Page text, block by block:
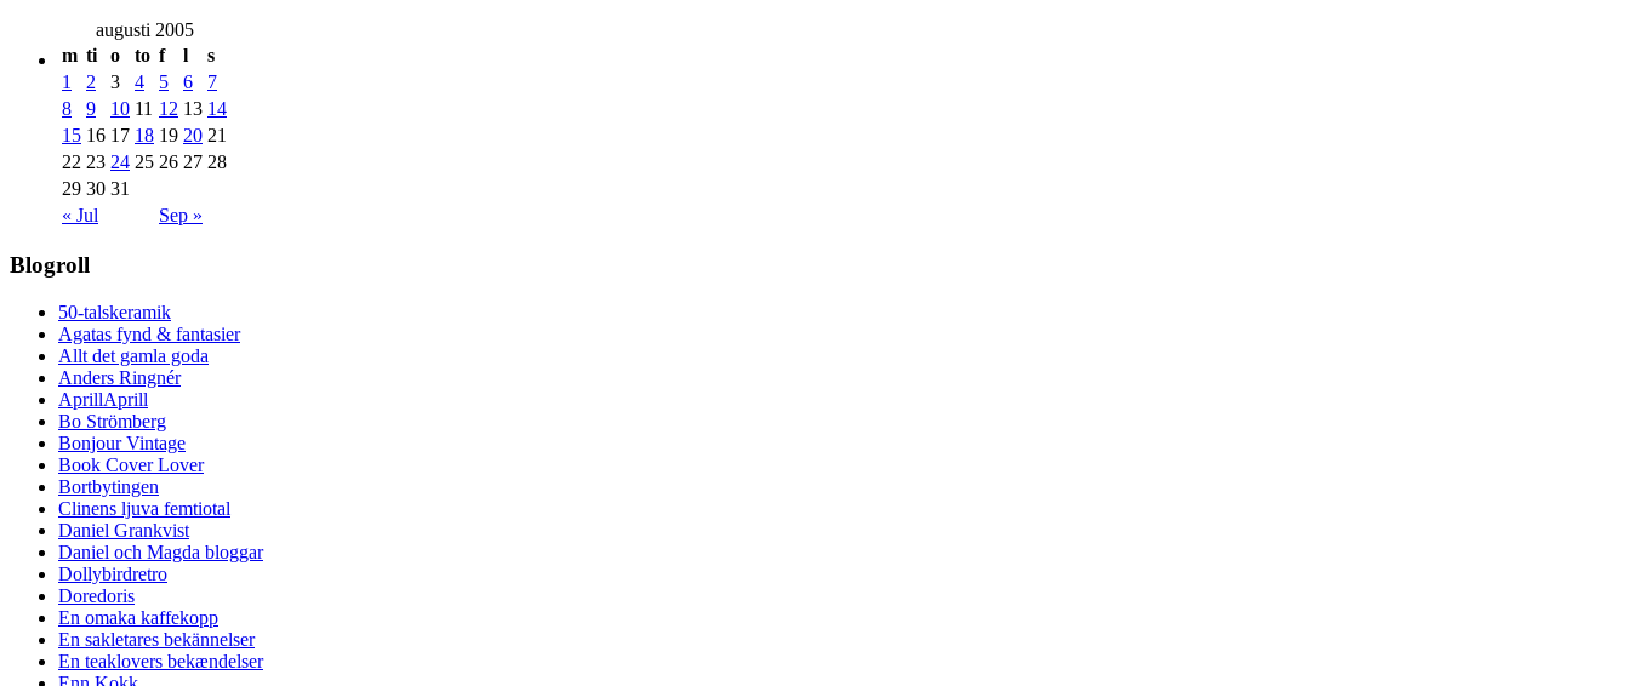
augusti 2005
m ti o to f l s
« Jul Sep »
1 2 3 4 5 6
7
8
9 10 11 12 13 14
15 16 17 18 19 20 21
22 23 24 25 26 27 28
29 30 31
Blogroll
50-talskeramik
Agatas fynd & fantasier
Allt det gamla goda
Anders Ringnér
AprillAprill
Bo Strömberg
Bonjour Vintage
Book Cover Lover
Bortbytingen
Clinens ljuva femtiotal
Daniel Grankvist
Daniel och Magda bloggar
Dollybirdretro
Doredoris
En omaka kaffekopp
En sakletares bekännelser
En teaklovers bekændelser